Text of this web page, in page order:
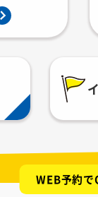
WEB予約で